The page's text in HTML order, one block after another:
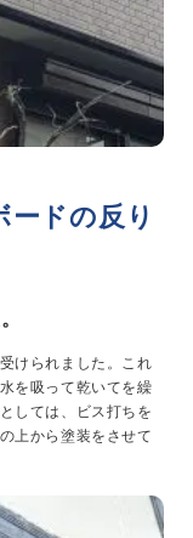
ドの反り
けられました。これ
を吸って乾いてを繰
しては、ビス打ちを
上から塗装をさせて